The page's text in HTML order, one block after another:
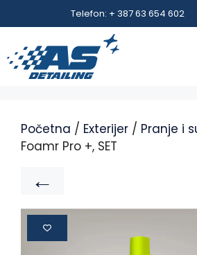
Telefon: + 387 63 654 602
Početna / Exterijer / Pranje i
Foamr Pro +, SET
←